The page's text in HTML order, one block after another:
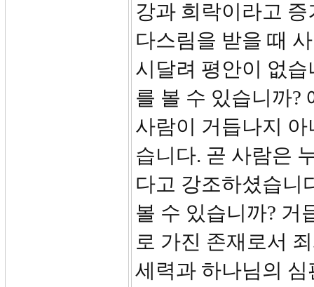
강과 희락이라고
다스림을 받을 때
시달려 평안이 없
를 볼 수 있습니까?
사람이 거듭나지
습니다. 곧 사람은
다고 강조하셨습니
볼 수 있습니까? 거
로 가진 존재로서
세력과 하나님의